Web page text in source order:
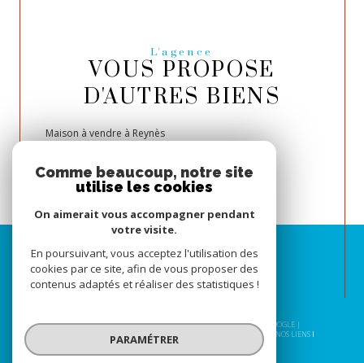
L'agence
VOUS PROPOSE
D'AUTRES BIENS
Maison à vendre à Reynès
© 2026 | TOUS DROITS RÉSERVÉS | TRADUCTION POWERED BY GOOGLE |
NOS HONORAIRES
PLAN DU SITE MENTIONS LÉGALES ADMIN
NOS LIENS
POLITIQUE RGPD
Comme beaucoup, notre site
utilise les cookies
On aimerait vous accompagner pendant
votre visite.
En poursuivant, vous acceptez l'utilisation des
cookies par ce site, afin de vous proposer des
contenus adaptés et réaliser des statistiques !
PARAMÉTRER